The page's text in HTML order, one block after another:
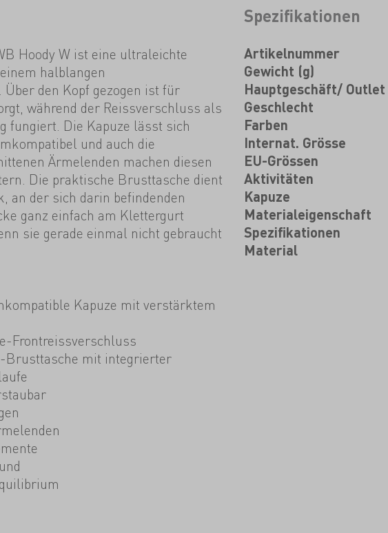
Hoody W ist eine ultraleichte
halblangen
den Kopf gezogen ist für
während der Reissverschluss als
fungiert. Die Kapuze lässt sich
und auch die
Ärmelenden machen diesen
Die praktische Brusttasche dient
an der sich darin befindenden
ganz einfach am Klettergurt
sie gerade einmal nicht gebraucht
Kapuze mit verstärktem
Frontreissverschluss
Brusttasche mit integrierter
Spezifikationen
Artikelnummer
Gewicht (g)
Hauptgeschäft/ Outlet
Geschlecht
Farben
Internat. Grösse
EU-Grössen
Aktivitäten
Kapuze
Materialeigenschaft
Spezifikationen
Material